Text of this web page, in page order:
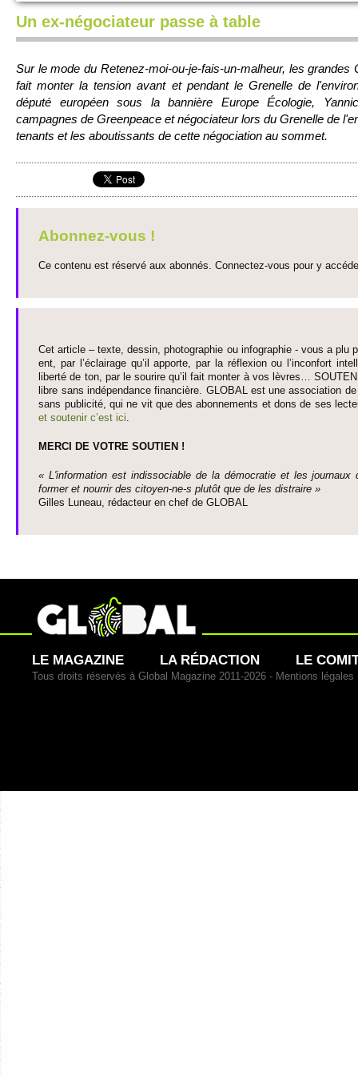
Un ex-négociateur passe à table
Sur le mode du Re­tenez-moi-ou-je-fais-un-malheur, les
fait monter la tension avant et pendant le Grene­lle de
député européen sous la bannière Europe Éco­logie,
campagnes de Gre­enpe­ace et négo­ci­ateur lors du Grene­lle de
tenants et les abo­uti­ssants de cette négo­ci­ation au so­mmet.
Abonnez-vous !
Ce contenu est réservé aux abonnés. Connectez-vous pour y
Cet article – texte, dessin, photographie ou infographie - vous a plu
ent, par l’éclairage qu’il appo­rte, par la réflexion ou l’inconfort
liberté de ton, par le so­urire qu’il fait monter à vos lèvres…
libre sans indépendance financière. GLOBAL est une asso­ci­ation
sans publi­cité, qui ne vit que des abonne­ments et dons de ses
et so­utenir c’est ici.
MERCI DE VOTRE SO­UTIEN !
« L'information est indisso­ci­able de la démo­cratie et les journaux
former et nourrir des ci­to­yen-ne-s plutôt que de les dis­traire »
Gi­lles Luneau, rédacteur en chef de GLOBAL
LE MAGAZINE LA RÉDACTION LE
Tous droits réservés à Global Magazine 2011-2026 - Mentions légales